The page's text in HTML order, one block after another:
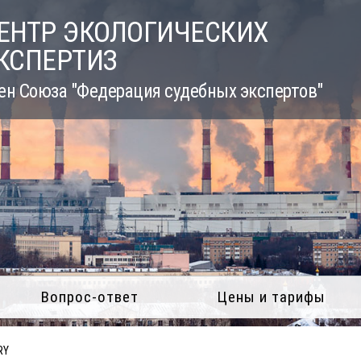
ЭКОЛОГИЧЕСКИХ
Союза "Федерация судебных экспертов"
Вопрос-ответ Цены и тарифы